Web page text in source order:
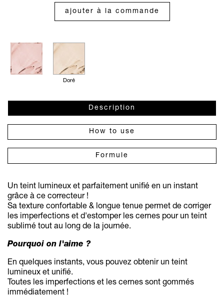
ajouter à la commande
Doré
Description
How to use
Formule
Un teint lumineux et parfaitement unifié en un instant
grâce à ce correcteur !
Sa texture confortable & longue tenue permet de corriger
les imperfections et d'estomper les cernes pour un teint
sublimé tout au long de la journée.
Pourquoi on l'aime ?
En quelques instants, vous pouvez obtenir un teint
lumineux et unifié.
Toutes les imperfections et les cernes sont gommés
immédiatement !